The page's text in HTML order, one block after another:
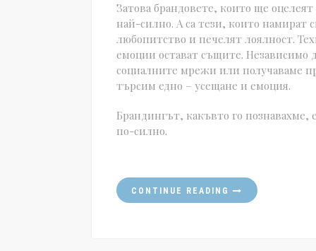
Затова брандовете, които ще
най-силно. А са тези, които намират
любопитство и печелят лоялност.
емоции остават същите. Независимо
социалните мрежи или получаваме
търсим едно – усещане и емоция.
Брандингът, какъвто го
по-силно.
CONTINUE READING